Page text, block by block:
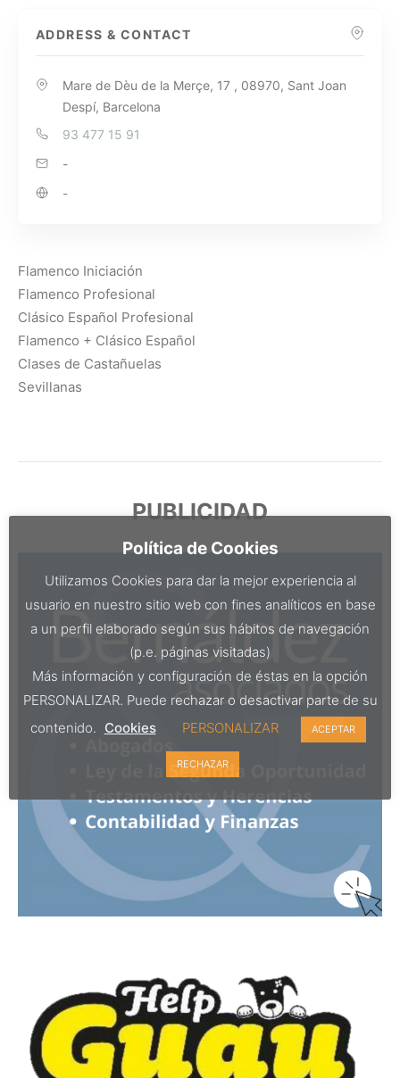
ADDRESS & CONTACT
Mare de Dèu de la Merçe, 17 , 08970, Sant Joan
Despí, Barcelona
93 477 15 91
-
-
Flamenco Iniciación
Flamenco Profesional
Clásico Español Profesional
Flamenco + Clásico Español
Clases de Castañuelas
Sevillanas
PUBLICIDAD
Política de Cookies
Utilizamos Cookies para dar la mejor experiencia al
usuario en nuestro sitio web con fines analíticos en base
a un perfil elaborado según sus hábitos de navegación
(p.e. páginas visitadas)
Más información y configuración de éstas en la opción
PERSONALIZAR. Puede rechazar o desactivar parte de su
contenido. Cookies PERSONALIZAR ACEPTAR
RECHAZAR